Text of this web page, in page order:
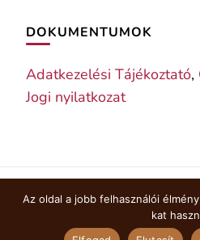
DOKUMENTUMOK
Adatkezelési Tájékoztató,
Jogi nyilatkozat
© Copyright 2026jegyzetem.
Az oldal a jobb felhasználói
kat